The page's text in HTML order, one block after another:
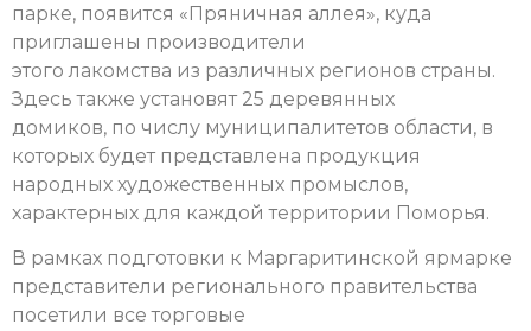
парке, появится «Пряничная аллея», куда
приглашены производители
этого лакомства из различных регионов страны.
Здесь также установят 25 деревянных
домиков, по числу муниципалитетов области, в
которых будет представлена продукция
народных художественных промыслов,
характерных для каждой территории Поморья.
В рамках подготовки к Маргаритинской ярмарке
представители регионального правительства
посетили все торговые